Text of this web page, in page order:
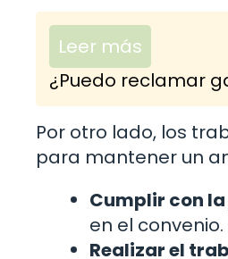
Leer más
¿Puedo reclamar
Por otro lado, los
para mantener un
Cumplir con
en el convenio.
Realizar el